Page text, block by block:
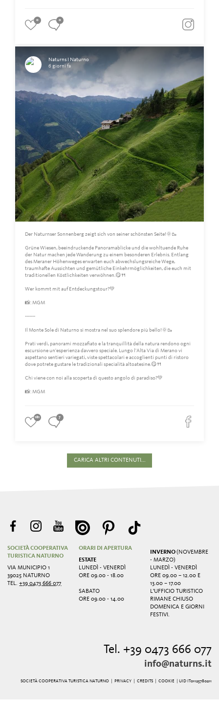
0 0
Naturns I Naturno
6 giorni fa
Der Naturnser Sonnenberg zeigt sich von seiner schönsten Seite!🌞🥾
Grüne Wiesen, beeindruckende Panoramablicke und die wohltuende Ruhe
der Natur machen jede Wanderung zu einem besonderen Erlebnis. Entlang
des Meraner Höhenweges erwarten euch abwechslungsreiche Wege,
traumhafte Aussichten und gemütliche Einkehrmöglichkeiten, die euch mit
traditionellen Köstlichkeiten verwöhnen.😋🍴
Wer kommt mit auf Entdeckungstour?💚
📸: MGM
-------
Il Monte Sole di Naturno si mostra nel suo splendore più bello!🌞🥾
Prati verdi, panorami mozzafiato e la tranquillità della natura rendono ogni
escursione un'esperienza davvero speciale. Lungo l'Alta Via di Merano vi
aspettano sentieri variegati, viste spettacolari e accoglienti punti di ristoro
dove potrete gustare le tradizionali specialità altoatesine.😋🍴
Chi viene con noi alla scoperta di questo angolo di paradiso?💚
📸: MGM
181 7
CARICA ALTRI CONTENUTI...
SOCIETÀ COOPERATIVA
TURISTICA NATURNO
VIA MUNICIPIO 1
39025 NATURNO
TEL.+39 0473 666 077
ORARI DI APERTURA
ESTATE
LUNEDÌ - VENERDÌ
ORE 09.00 - 18.00
SABATO
ORE 09.00 - 14.00
INVERNO(NOVEMBRE
- MARZO)
LUNEDÌ - VENERDÌ
ORE 09.00 – 12.00 E
13.00 – 17.00
L'UFFICIO TURISTICO
RIMANE CHIUSO
DOMENICA E GIORNI
FESTIVI.
Tel. +39 0473 666 077
info@naturns.it
SOCIETÀ COOPERATIVA TURISTICA NATURNO | PRIVACY| CREDITS| COOKIE | UID IT01125780211